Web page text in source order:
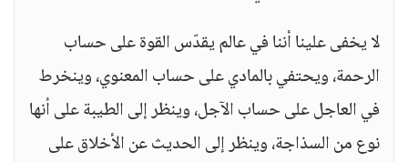
لا يخفى علينا أننا في عالم يقدّس القوة على حساب
الرحمة، ويحتفي بالمادي على حساب المعنوي، وينخرط
في العاجل على حساب الآجل، وينظر إلى الطيبة على أنها
نوع من السذاجة، وينظر إلى الحديث عن الأخلاق على